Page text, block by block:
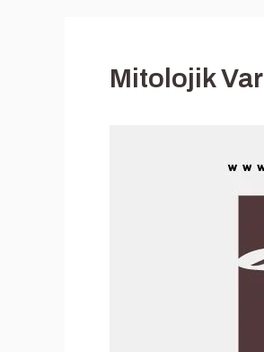
Mitolojik